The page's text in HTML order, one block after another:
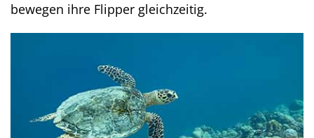
bewegen ihre Flipper gleichzeitig.